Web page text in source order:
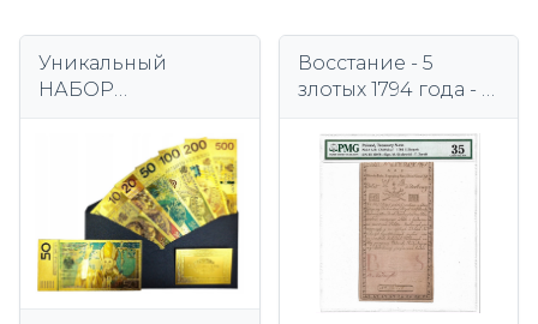
Уникальный
НАБОР
БАНКНОТ ПВХ.
Идеально
подходит в
качестве
БЕСПЛАТНОГО
ПОДАРКА.
Восстание - 5
злотых 1794 года - с
Серия N.B 2.